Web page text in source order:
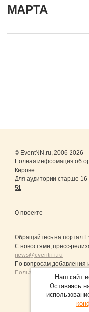
МАРТА
© EventNN.ru, 2006-2026
Полная информация об
Кирове.
Для аудитории старше 16
51
О проекте
Обращайтесь на портал
С новостями, пресс-
news@eventnn.ru
По вопросам добавления
Пользовательское
Наш сайт
Оставаясь